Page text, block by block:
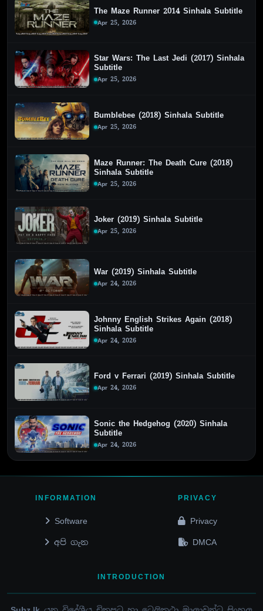
The Maze Runner 2014 Sinhala Subtitle
Apr 25, 2026
Star Wars: The Last Jedi (2017) Sinhala
Subtitle
Apr 25, 2026
Bumblebee (2018) Sinhala Subtitle
Apr 25, 2026
Maze Runner: The Death Cure (2018)
Sinhala Subtitle
Apr 25, 2026
Joker (2019) Sinhala Subtitle
Apr 25, 2026
War (2019) Sinhala Subtitle
Apr 24, 2026
Johnny English Strikes Again (2018)
Sinhala Subtitle
Apr 24, 2026
Ford v Ferrari (2019) Sinhala Subtitle
Apr 24, 2026
Sonic the Hedgehog (2020) Sinhala
Subtitle
Apr 24, 2026
INFORMATION
Software
අපි ගැන
PRIVACY
Privacy
DMCA
INTRODUCTION